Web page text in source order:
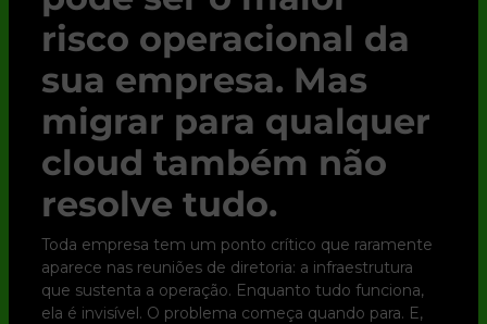
risco operacional da
sua empresa. Mas
migrar para qualquer
cloud também não
resolve tudo.
Toda empresa tem um ponto crítico que raramente
aparece nas reuniões de diretoria: a infraestrutura
que sustenta a operação. Enquanto tudo funciona,
ela é invisível. O problema começa quando para. E,